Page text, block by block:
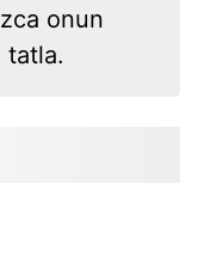
onun
tatla.